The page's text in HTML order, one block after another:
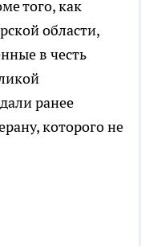
того, как
области,
в честь
ранее
которого не